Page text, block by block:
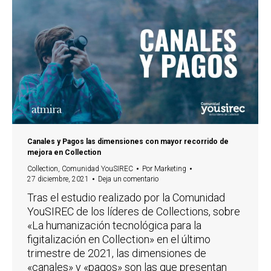
Canales y Pagos las dimensiones con mayor recorrido de
mejora en Collection
Collection, Comunidad YouSIREC Por Marketing
27 diciembre, 2021
Deja un comentario
Tras el estudio realizado por la Comunidad
YouSIREC de los líderes de Collections, sobre
«La humanización tecnológica para la
figitalización en Collection» en el último
trimestre de 2021, las dimensiones de
«canales» y «pagos» son las que presentan